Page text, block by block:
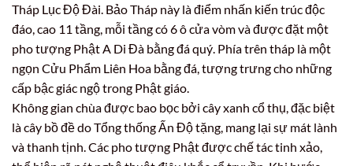
Tháp Lục Độ Đài. Bảo Tháp này là điểm nhấn kiến trúc độc
đáo, cao 11 tầng, mỗi tầng có 6 ô cửa vòm và được đặt một
pho tượng Phật A Di Đà bằng đá quý. Phía trên tháp là một
ngọn Cửu Phẩm Liên Hoa bằng đá, tượng trưng cho những
cấp bậc giác ngộ trong Phật giáo.
Không gian chùa được bao bọc bởi cây xanh cổ thụ, đặc biệt
là cây bồ đề do Tổng thống Ấn Độ tặng, mang lại sự mát lành
và thanh tịnh. Các pho tượng Phật được chế tác tinh xảo,